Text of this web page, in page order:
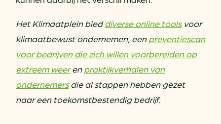
Het Klimaatplein bieddiverse online toolsvoor
klimaatbewust ondernemen, eenpreventiescan
voor bedrijven die zich willen voorbereiden op
extreem weerenpraktijkverhalen van
ondernemersdie al stappen hebben gezet
naar een toekomstbestendig bedrijf.